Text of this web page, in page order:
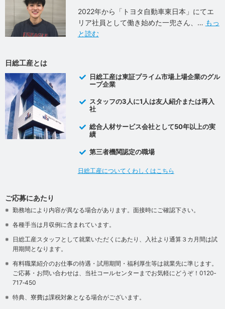
2022年から「トヨタ自動車東日本」にてエ
リア社員として働き始めた一兜さん、
もっ
と読む
日総工産とは
日総工産は東証プライム市場上場企業のグル
ープ企業
スタッフの3人に1人は友人紹介または再入
社
総合人材サービス会社として50年以上の実
績
第三者機関認定の職場
日総工産についてくわしくはこちら
ご応募にあたり
勤務地により内容が異なる場合があります。面接時にご確認下さい。
各種手当は月収例に含まれています。
日総工産スタッフとして就業いただくにあたり、入社より通算３カ月間は試
用期間となります。
有料職業紹介のお仕事の待遇・試用期間・福利厚生等は就業先に準じます。
ご応募・お問い合わせは、当社コールセンターまでお気軽にどうぞ！0120‐
717‐450
特典、寮費は課税対象となる場合がございます。